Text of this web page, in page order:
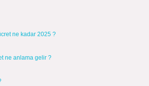
ne kadar 2025 ?
ne anlama gelir ?